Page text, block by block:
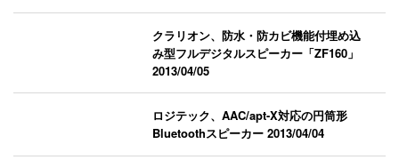
クラリオン、防水・防カビ機能付埋め込
み型フルデジタルスピーカー「ZF160」
2013/04/05
ロジテック、AAC/apt-X対応の円筒形
Bluetoothスピーカー2013/04/04